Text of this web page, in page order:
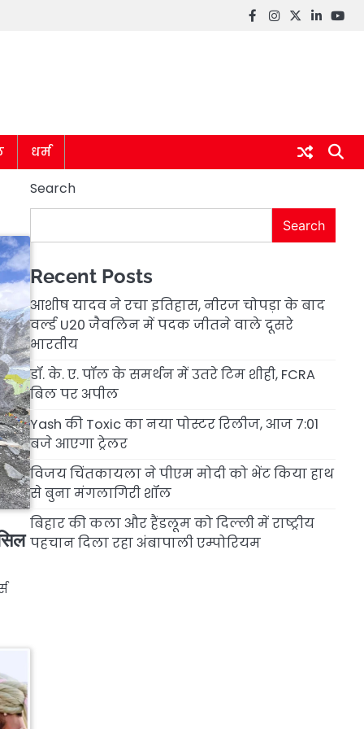
Facebook
instagram
twitter
linkedin
धर्म
Search
Search
Recent Posts
आशीष यादव ने रचा इतिहास, नीरज चोपड़ा के बाद
वर्ल्ड U20 जैवलिन में पदक जीतने वाले दूसरे
भारतीय
डॉ. के. ए. पॉल के समर्थन में उतरे टिम शीही, FCRA
बिल पर अपील
Yash की Toxic का नया पोस्टर रिलीज, आज 7:01
बजे आएगा ट्रेलर
विजय चिंतकायला ने पीएम मोदी को भेंट किया हाथ
से बुना मंगलागिरी शॉल
बिहार की कला और हैंडलूम को दिल्ली में राष्ट्रीय
पहचान दिला रहा अंबापाली एम्पोरियम